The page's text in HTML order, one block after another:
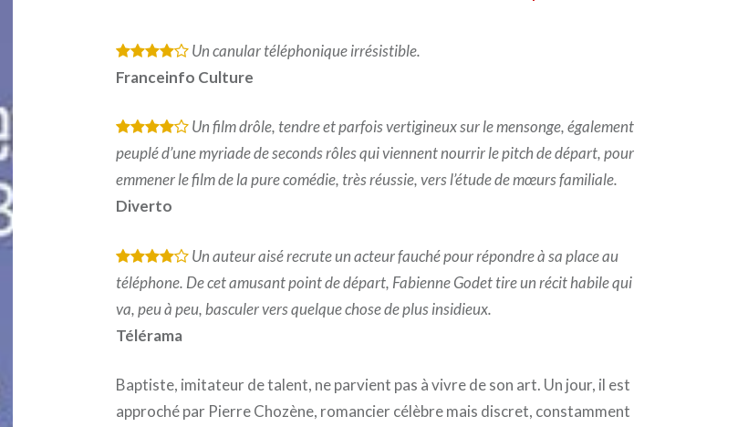
* * * *
Un canular téléphonique irrésistible.
Franceinfo Culture
* * * *
Un film drôle, tendre et parfois vertigineux sur le mensonge, également
peuplé d’une myriade de seconds rôles qui viennent nourrir le pitch de départ, pour
emmener le film de la pure comédie, très réussie, vers l’étude de mœurs familiale.
Diverto
* * * *
Un auteur aisé recrute un acteur fauché pour répondre à sa place au
téléphone. De cet amusant point de départ, Fabienne Godet tire un récit habile qui
va, peu à peu, basculer vers quelque chose de plus insidieux.
Télérama
Baptiste, imitateur de talent, ne parvient pas à vivre de son art. Un jour, il est
approché par Pierre Chozène, romancier célèbre mais discret, constamment